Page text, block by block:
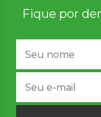
Fique por